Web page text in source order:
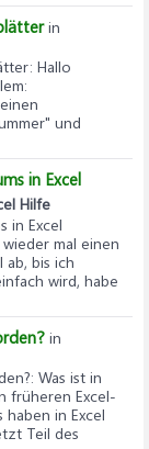
in
: Hallo
und
in Excel
Hilfe
in Excel
mal einen
ab, bis ich
wird, habe
in
: Was ist in
früheren Excel-
in Excel
Teil des